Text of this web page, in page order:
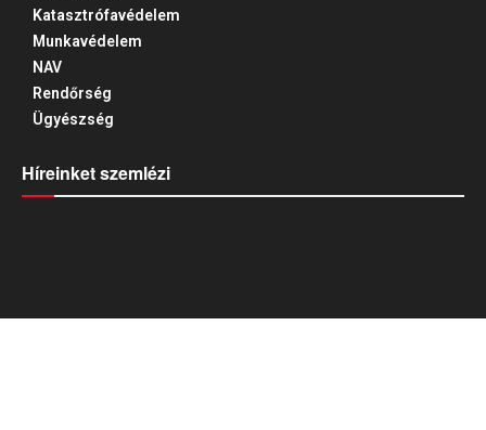
Katasztrófavédelem
Munkavédelem
NAV
Rendőrség
Ügyészség
Híreinket szemlézi